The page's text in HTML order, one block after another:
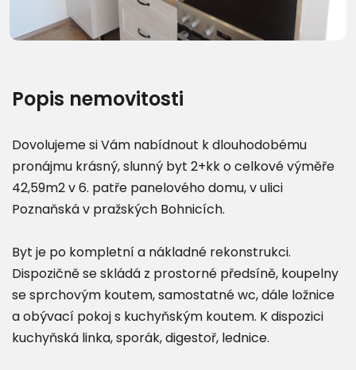
Popis nemovitosti
Dovolujeme si Vám nabídnout k dlouhodobému
pronájmu krásný, slunný byt 2+kk o celkové výměře
42,59m2 v 6. patře panelového domu, v ulici
Poznaňská v pražských Bohnicích.
Byt je po kompletní a nákladné rekonstrukci.
Dispozičně se skládá z prostorné předsíně, koupelny
se sprchovým koutem, samostatné wc, dále ložnice
a obývací pokoj s kuchyňským koutem. K dispozici
kuchyňská linka, sporák, digestoř, lednice.